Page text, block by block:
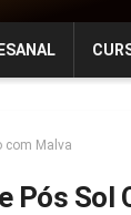
com Malva
Pós Sol